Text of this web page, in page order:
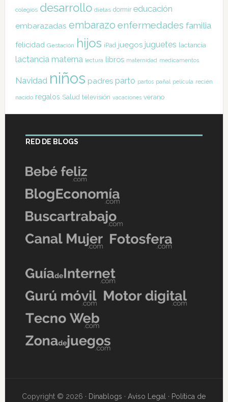
colegios desarrollo dietas dormir educación
embarazadas embarazo enfermedades familia
felicidad Gestación hijos iPad juegos juguetes lactancia
lactancia materna lectura libros maternidad medicamentos
Navidad niños padres parto partos pañal película recién
nacido regalos Salud televisión vacaciones verano
RED DE BLOGS
Copyright © 2026 · Dinablogs ·Aviso Legal · Política de